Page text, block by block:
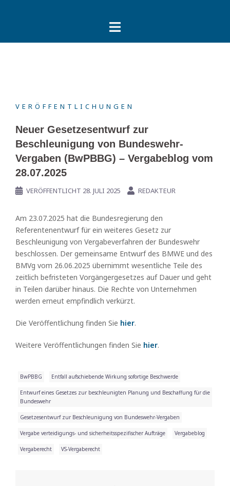
VERÖFFENTLICHUNGEN
Neuer Gesetzesentwurf zur
Beschleunigung von Bundeswehr-
Vergaben (BwPBBG) – Vergabeblog vom
28.07.2025
VERÖFFENTLICHT 28. JULI 2025 REDAKTEUR
Am 23.07.2025 hat die Bundesregierung den
Referentenentwurf für ein weiteres Gesetz zur
Beschleunigung von Vergabeverfahren der Bundeswehr
beschlossen. Der gemeinsame Entwurf des BMWE und des
BMVg vom 26.06.2025 übernimmt wesentliche Teile des
zeitlich befristeten Vorgängergesetzes auf Dauer und geht
in Teilen darüber hinaus. Die Rechte von Unternehmen
werden erneut empfindlich verkürzt.
Die Veröffentlichung finden Sie hier.
Weitere Veröffentlichungen finden Sie hier.
BwPBBG Entfall aufschiebende Wirkung sofortige Beschwerde
Entwurf eines Gesetzes zur beschleunigten Planung und Beschaffung für die
Bundeswehr
Gesetzesentwurf zur Beschleunigung von Bundeswehr-Vergaben
Vergabe verteidigungs- und sicherheitsspezifischer Aufträge Vergabeblog
Vergaberecht VS-Vergaberecht